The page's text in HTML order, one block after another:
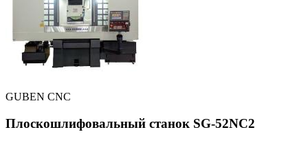
GUBEN CNC
Плоскошлифовальный станок SG-52NC2